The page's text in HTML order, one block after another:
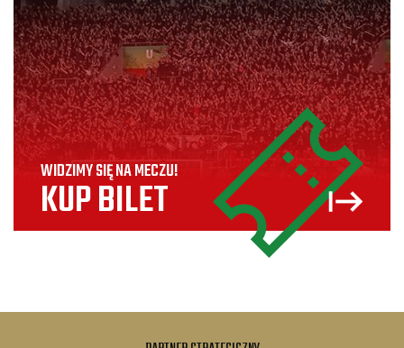
WIDZIMY SIĘ NA MECZU!
KUP BILET